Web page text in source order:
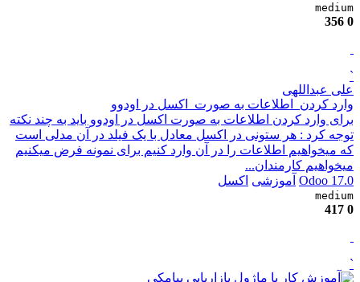
medium
0
356
`
علی عبداللهی
وارد کردن اطلاعات به صورت اکسل در اودوو
برای وارد کردن اطلاعات به صورت اکسل در اودوو باید به چند نکته
توجه کرد : هر ستونی در اکسل معادل با یک فیلد در آن مدلی است
که میخواهیم اطلاعات را در آن وارد کنیم برای نمونه فرض میکنیم
میخواهیم کارمندان...
Odoo 17.0 آموزشی اکسل
medium
0
417
`